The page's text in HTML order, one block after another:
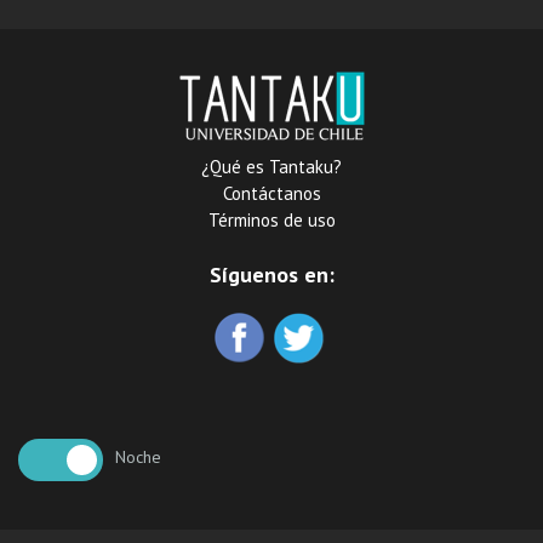
¿Qué es Tantaku?
Contáctanos
Términos de uso
Síguenos en:
Noche